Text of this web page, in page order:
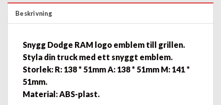
Beskrivning
Snygg Dodge RAM logo emblem till grillen.
Styla din truck med ett snyggt emblem.
Storlek: R: 138 * 51mm A: 138 * 51mm M: 141 *
51mm.
Material: ABS-plast.